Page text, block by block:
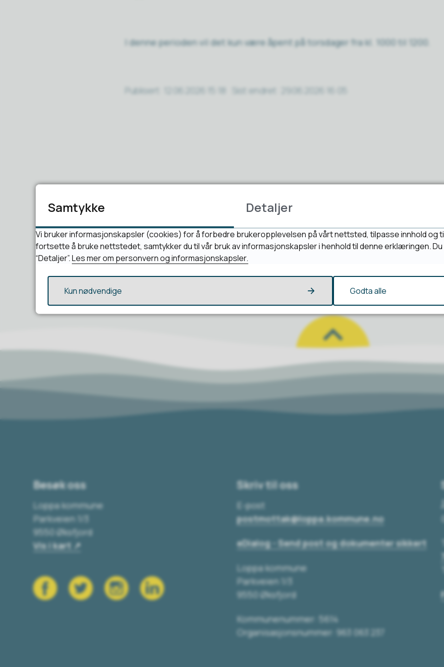
I denne perioden vil det kun være åpent på torsdager fra kl. 1000 til 1200.
Publisert 12.06.2026 15:18 Sist endret 29.06.2026 16:05
Ja Nei
Besøk oss
Loppa kommune
Parkveien 1/3
9550 Øksfjord
Vis i kart
Skriv til oss
E-post
postmottak@loppa.kommune.no
eDialog - Send post og dokumenter sikkert
Loppa kommune
Parkveien 1/3
9550 Øksfjord
Kommunenummer: 5614
Organisasjonsnummer: 963 063 237
Samtykke Detaljer
Vi bruker informasjonskapsler (cookies) for å forbedre brukeropplevelsen på vårt nettsted, tilpasse innhold og
fortsette å bruke nettstedet, samtykker du til vår bruk av informasjonskapsler i henhold til denne erklæringen.
“Detaljer”.Les mer om personvern og informasjonskapsler.
Kun nødvendige Godta alle